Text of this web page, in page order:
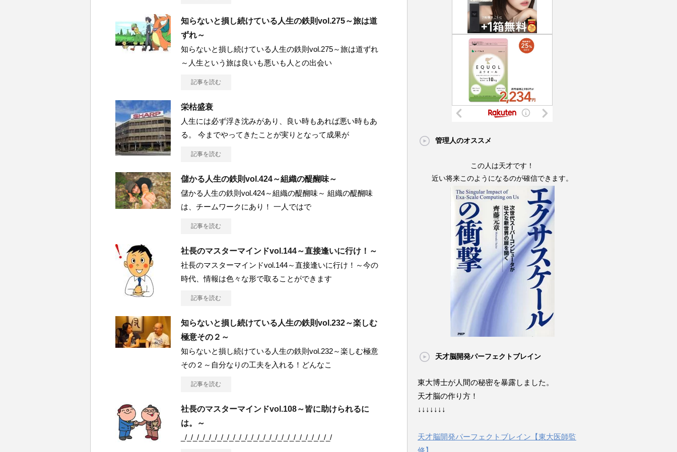
知らないと損し続けている人生の鉄則vol.275～旅は道
ずれ～
知らないと損し続けている人生の鉄則vol.275～旅は道ずれ
～人生という旅は良いも悪いも人との出会い
記事を読む
栄枯盛衰
人生には必ず浮き沈みがあり、良い時もあれば悪い時もあ
る。 今までやってきたことが実りとなって成果が
記事を読む
儲かる人生の鉄則vol.424～組織の醍醐味～
儲かる人生の鉄則vol.424～組織の醍醐味～ 組織の醍醐味
は、チームワークにあり！ 一人ではで
記事を読む
社長のマスターマインドvol.144～直接逢いに行け！～
社長のマスターマインドvol.144～直接逢いに行け！～今の
時代、情報は色々な形で取ることができます
記事を読む
知らないと損し続けている人生の鉄則vol.232～楽しむ
極意その２～
知らないと損し続けている人生の鉄則vol.232～楽しむ極意
その２～自分なりの工夫を入れる！どんなこ
記事を読む
社長のマスターマインドvol.108～皆に助けられるに
は。～
_/_/_/_/_/_/_/_/_/_/_/_/_/_/_/_/_/_/_/_/_/_/_/_/_/
管理人のオススメ
この人は天才です！
近い将来このようになるのが確信できます。
天才脳開発パーフェクトブレイン
東大博士が人間の秘密を暴露しました。
天才脳の作り方！
↓↓↓↓↓↓↓
天才脳開発パーフェクトブレイン【東大医師監
修】